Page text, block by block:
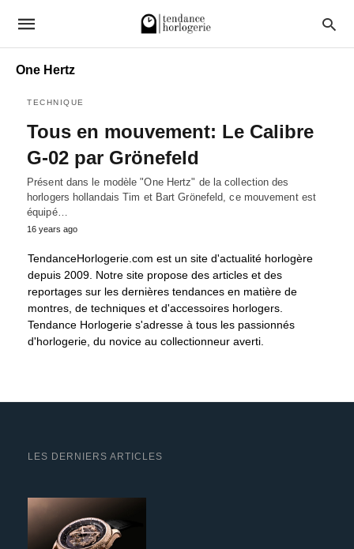
One Hertz
TECHNIQUE
Tous en mouvement: Le Calibre
G-02 par Grönefeld
Présent dans le modèle "One Hertz" de la collection des
horlogers hollandais Tim et Bart Grönefeld, ce mouvement est
équipé…
16 years ago
TendanceHorlogerie.com est un site d'actualité horlogère
depuis 2009. Notre site propose des articles et des
reportages sur les dernières tendances en matière de
montres, de techniques et d'accessoires horlogers.
Tendance Horlogerie s'adresse à tous les passionnés
d'horlogerie, du novice au collectionneur averti.
LES DERNIERS ARTICLES